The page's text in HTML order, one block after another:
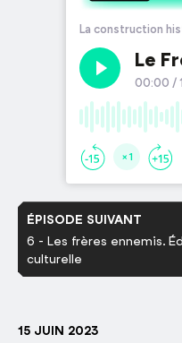
ÉPISODE SUIVANT
6 - Les frères ennemis.
culturelle
15 JUIN 2023